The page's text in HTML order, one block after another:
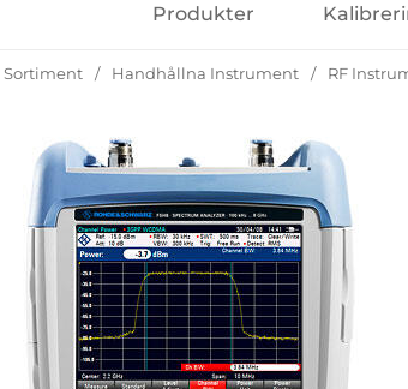
Produkter
Sortiment Handhållna Instrument RF